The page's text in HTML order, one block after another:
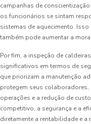
campanhas de
os funcionários se sintam
sistemas de aquecimento.
também pode aumentar a
Por fim, a inspeção de
significativos em termos de
que priorizam a manutenção
protegem seus
operações e a redução de
competitivo, a segurança e a
diretamente a rentabilidade e a